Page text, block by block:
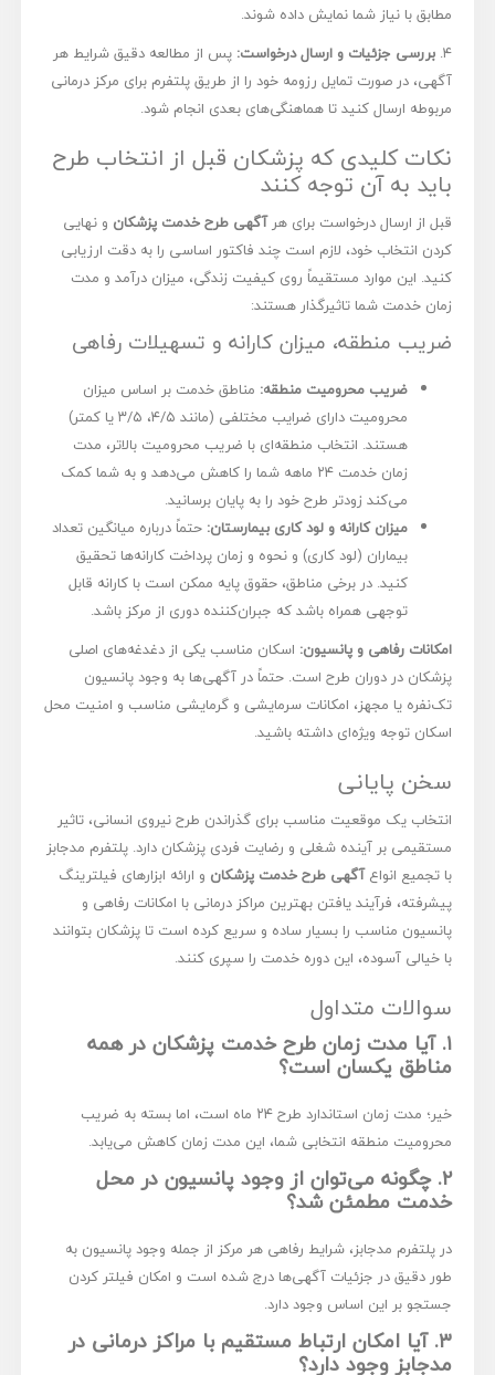
مطابق با نیاز شما نمایش داده شوند.
۴. بررسی جزئیات و ارسال درخواست: پس از مطالعه دقیق شرایط هر
آگهی، در صورت تمایل رزومه خود را از طریق پلتفرم برای مرکز درمانی
مربوطه ارسال کنید تا هماهنگی‌های بعدی انجام شود.
نکات کلیدی که پزشکان قبل از انتخاب طرح
باید به آن توجه کنند
قبل از ارسال درخواست برای هرآگهی طرح خدمت پزشکان و نهایی
کردن انتخاب خود، لازم است چند فاکتور اساسی را به دقت ارزیابی
کنید. این موارد مستقیماً روی کیفیت زندگی، میزان درآمد و مدت
زمان خدمت شما تاثیرگذار هستند:
ضریب منطقه، میزان کارانه و تسهیلات رفاهی
ضریب محرومیت منطقه: مناطق خدمت بر اساس میزان
محرومیت دارای ضرایب مختلفی (مانند ۴/۵، ۳/۵ یا کمتر)
هستند. انتخاب منطقه‌ای با ضریب محرومیت بالاتر، مدت
زمان خدمت ۲۴ ماهه شما را کاهش می‌دهد و به شما کمک
می‌کند زودتر طرح خود را به پایان برسانید.
میزان کارانه و لود کاری بیمارستان: حتماً درباره میانگین تعداد
بیماران (لود کاری) و نحوه و زمان پرداخت کارانه‌ها تحقیق
کنید. در برخی مناطق، حقوق پایه ممکن است با کارانه قابل
توجهی همراه باشد که جبران‌کننده دوری از مرکز باشد.
امکانات رفاهی و پانسیون: اسکان مناسب یکی از دغدغه‌های اصلی
پزشکان در دوران طرح است. حتماً در آگهی‌ها به وجود پانسیون
تک‌نفره یا مجهز، امکانات سرمایشی و گرمایشی مناسب و امنیت محل
اسکان توجه ویژه‌ای داشته باشید.
سخن پایانی
انتخاب یک موقعیت مناسب برای گذراندن طرح نیروی انسانی، تاثیر
مستقیمی بر آینده شغلی و رضایت فردی پزشکان دارد. پلتفرم مدجابز
با تجمیع انواعآگهی طرح خدمت پزشکان و ارائه ابزارهای فیلترینگ
پیشرفته، فرآیند یافتن بهترین مراکز درمانی با امکانات رفاهی و
پانسیون مناسب را بسیار ساده و سریع کرده است تا پزشکان بتوانند
با خیالی آسوده، این دوره خدمت را سپری کنند.
سوالات متداول
۱. آیا مدت زمان طرح خدمت پزشکان در همه
مناطق یکسان است؟
خیر؛ مدت زمان استاندارد طرح ۲۴ ماه است، اما بسته به ضریب
محرومیت منطقه انتخابی شما، این مدت زمان کاهش می‌یابد.
۲. چگونه می‌توان از وجود پانسیون در محل
خدمت مطمئن شد؟
در پلتفرم مدجابز، شرایط رفاهی هر مرکز از جمله وجود پانسیون به
طور دقیق در جزئیات آگهی‌ها درج شده است و امکان فیلتر کردن
جستجو بر این اساس وجود دارد.
۳. آیا امکان ارتباط مستقیم با مراکز درمانی در
مدجابز وجود دارد؟